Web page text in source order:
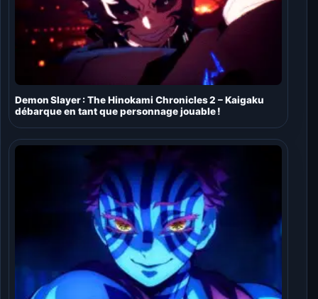
Demon Slayer : The Hinokami Chronicles 2 – Kaigaku
débarque en tant que personnage jouable !